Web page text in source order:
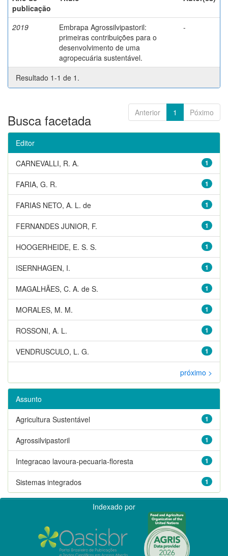
publicação
2019
Embrapa Agrossilvipastoril:
primeiras contribuições para o
desenvolvimento de uma
agropecuária sustentável.
-
Resultado 1-1 de 1.
Anterior 1 Póximo
Busca facetada
Editor
1
CARNEVALLI, R. A.
1
FARIA, G. R.
1
FARIAS NETO, A. L. de
1
FERNANDES JUNIOR, F.
1
HOOGERHEIDE, E. S. S.
1
ISERNHAGEN, I.
1
MAGALHÃES, C. A. de S.
1
MORALES, M. M.
1
ROSSONI, A. L.
1
VENDRUSCULO, L. G.
próximo >
Assunto
1
Agricultura Sustentável
1
Agrossilvipastoril
1
Integracao lavoura-pecuaria-floresta
1
Sistemas integrados
Indexado por